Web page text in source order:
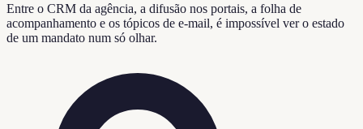
Entre o CRM da agência, a difusão nos portais, a folha de
acompanhamento e os tópicos de e-mail, é impossível ver o estado
de um mandato num só olhar.